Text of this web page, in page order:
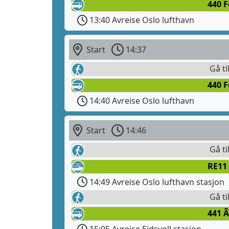
440
13:40 Avreise Oslo lufthavn
Start
14:37
Gå
440
14:40 Avreise Oslo lufthavn
Start
14:46
Gå
14:49 Avreise Oslo lufthavn stasjon
Gå
441